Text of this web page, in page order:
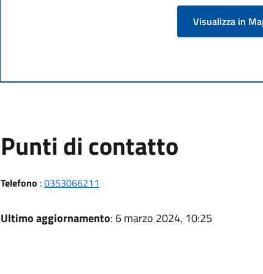
Visualizza in
Punti di contatto
Telefono :0353066211
Ultimo aggiornamento: 6 marzo 2024, 10:25